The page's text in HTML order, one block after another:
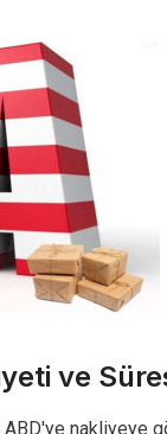
ve
nakliyeye